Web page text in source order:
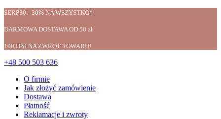
SERP30: -30% NA WSZYSTKO*
DARMOWA DOSTAWA OD 50 zł
100 DNI NA ZWROT TOWARU!
+48 500 503 636
O firmie
Jak złożyć zamówienie
Dostawa
Płatność
Reklamacje i zwroty